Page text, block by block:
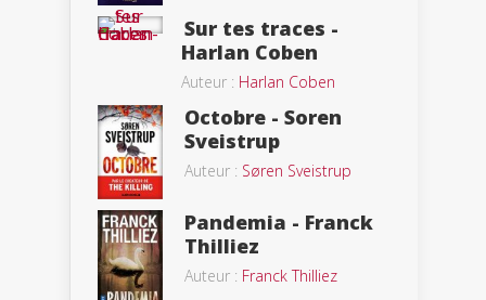
Sur tes traces -
Harlan Coben
Auteur : Harlan Coben
Octobre - Soren
Sveistrup
Auteur : Søren Sveistrup
Pandemia - Franck
Thilliez
Auteur : Franck Thilliez